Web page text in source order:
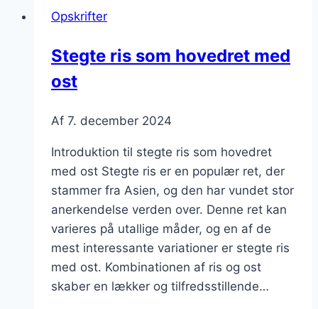
Opskrifter
Stegte ris som hovedret med
ost
Af 7. december 2024
Introduktion til stegte ris som hovedret
med ost Stegte ris er en populær ret, der
stammer fra Asien, og den har vundet stor
anerkendelse verden over. Denne ret kan
varieres på utallige måder, og en af de
mest interessante variationer er stegte ris
med ost. Kombinationen af ris og ost
skaber en lækker og tilfredsstillende…